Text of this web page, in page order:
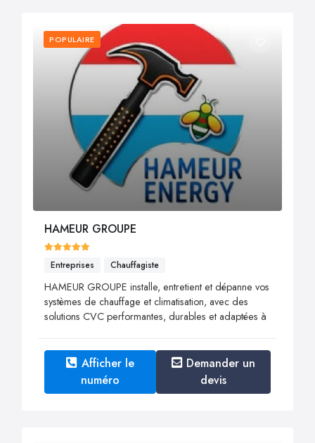
POPULAIRE
HAMEUR GROUPE
Entreprises Chauffagiste
HAMEUR GROUPE installe, entretient et dépanne vos
systèmes de chauffage et climatisation, avec des
solutions CVC performantes, durables et adaptées à
Afficher le
numéro
Demander un
devis